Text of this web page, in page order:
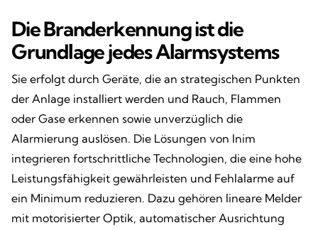
Die Branderkennung ist die
Grundlage jedes Alarmsystems
Sie erfolgt durch Geräte, die an strategischen Punkten
der Anlage installiert werden und Rauch, Flammen
oder Gase erkennen sowie unverzüglich die
Alarmierung auslösen. Die Lösungen von Inim
integrieren fortschrittliche Technologien, die eine hohe
Leistungsfähigkeit gewährleisten und Fehlalarme auf
ein Minimum reduzieren. Dazu gehören lineare Melder
mit motorisierter Optik, automatischer Ausrichtung